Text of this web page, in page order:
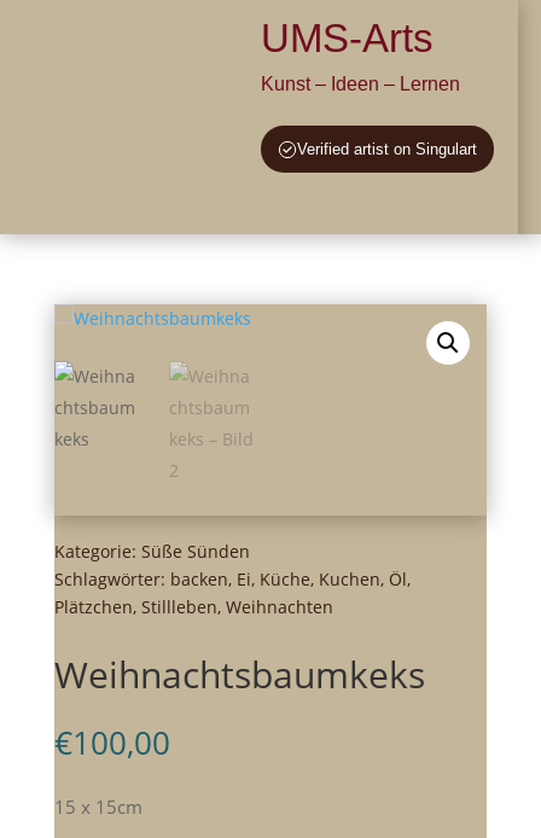
UMS-Arts
Kunst – Ideen – Lernen
Verified artist on Singulart
Kategorie: Süße Sünden
Schlagwörter: backen, Ei, Küche, Kuchen, Öl,
Plätzchen, Stillleben, Weihnachten
Weihnachtsbaumkeks
€100,00
15 x 15cm